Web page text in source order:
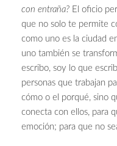
con entraña? El oficio
que no solo te permite
como uno es la ciudad
uno también se
escribo, soy lo que
personas que trabajan
cómo o el porqué, sino
conecta con ellos, para
emoción; para que no